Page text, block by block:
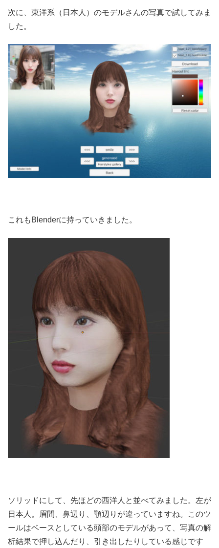
次に、東洋系（日本人）のモデルさんの写真で試してみま
した。
これもBlenderに持っていきました。
ソリッドにして、先ほどの西洋人と並べてみました。左が
日本人。眉間、鼻辺り、顎辺りが違っていますね。このツ
ールはベースとしている頭部のモデルがあって、写真の解
析結果で押し込んだり、引き出したりしている感じです